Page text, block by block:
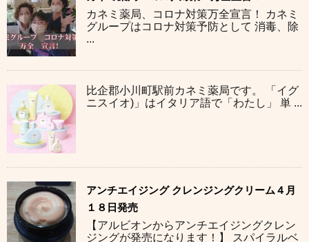
カネミ薬局、コロナ対策万全宣言！ カネミ
グループはコロナ対策予防として 消毒、除
...
比企郡小川町駅前カネミ薬局です。 「イグ
ニスイオ)」はイタリア語で「わたし」 単 ...
アンチエイジング クレンジングクリーム４月
１８日発売
【アルビオンからアンチエイジングクレン
ジングが発売になります！】 スパイラルベ